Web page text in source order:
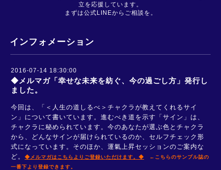
立を応援しています。
まずは公式LINEからご相談を。
インフォメーション
2016-07-14 18:30:00
◆メルマガ「幸せな未来を紡ぐ、今の過ごし方」発行し
ました。
今回は、「＜人生の道しるべ＞チャクラが教えてくれるサイ
ン」について書いています。進むべき道を示す「サイン」は、
チャクラに秘められています。今のあなたが選ぶ色とチャクラ
から、どんなサインが届けられているのか、セルフチェック形
式になっています。そのほか、運氣上昇セッションのご案内な
ど。
◆メルマガはこちらよりご登録いただけます。◆
←こちらのサンプル誌の
一番下より登録できます。